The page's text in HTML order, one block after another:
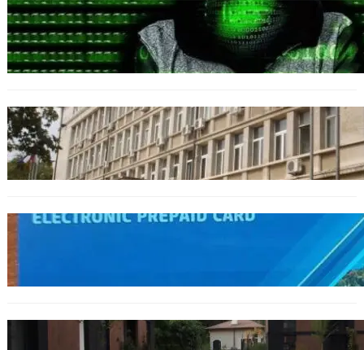
БЪЛГАРИЯ
Разкриха дългогодишен пробив в
държавни информационни системи
ОБЩЕСТВО
Домашният арест на шофьора, обвинен за
смъртта на моторист, остава в сила
ОБЩЕСТВО
БЪЛГАРИЯ